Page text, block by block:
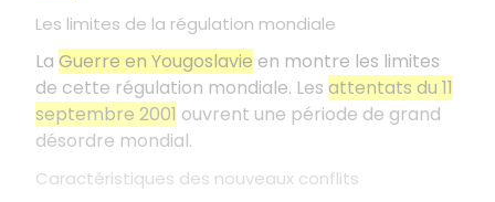
Les limites de la régulation mondiale
La Guerre en Yougoslavie en montre les limites
de cette régulation mondiale. Les attentats du 11
septembre 2001 ouvrent une période de grand
désordre mondial.
Caractéristiques des nouveaux conflits